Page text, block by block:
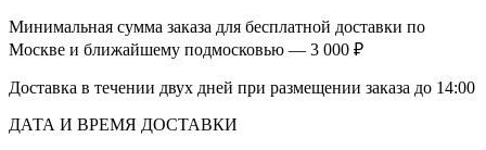
Минимальная сумма заказа для бесплатной доставки по
Москве и ближайшему подмосковью — 3 000 ₽
Доставка в течении двух дней при размещении заказа до 14:00
ДАТА И ВРЕМЯ ДОСТАВКИ